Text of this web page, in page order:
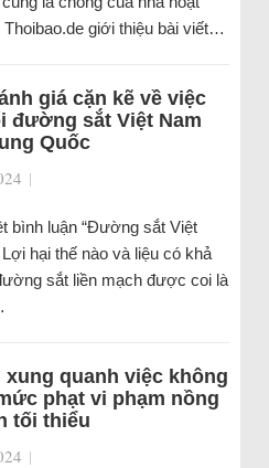
giới thiệu bài viết…
giá cặn kẽ về việc
đường sắt Việt Nam
Quốc
|
bình luận “Đường sắt Việt
hại thế nào và liệu có khả
sắt liền mạch được coi là
xung quanh việc không
phạt vi phạm nồng
tối thiểu
|